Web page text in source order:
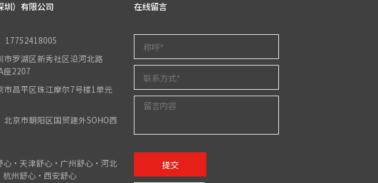
圳）有限公司
17752418005
市罗湖区新秀社区沿河北路
座2207
市昌平区珠江摩尔7号楼1单元
京市朝阳区国贸建外SOHO西
心•天津舒心•广州舒心•河北
州舒心•西安舒心
在线留言
提交